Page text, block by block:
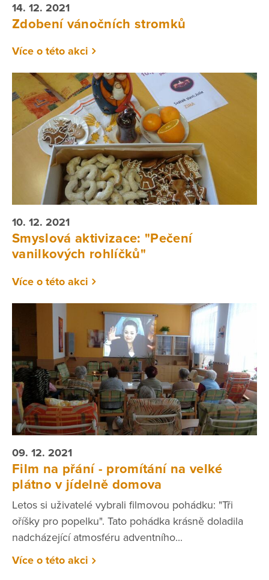
14. 12. 2021
Zdobení vánočních stromků
Více o této akci
10. 12. 2021
Smyslová aktivizace: "Pečení
vanilkových rohlíčků"
Více o této akci
09. 12. 2021
Film na přání - promítání na velké
plátno v jídelně domova
Letos si uživatelé vybrali filmovou pohádku: "Tři
oříšky pro popelku". Tato pohádka krásně doladila
nadcházející atmosféru adventního...
Více o této akci